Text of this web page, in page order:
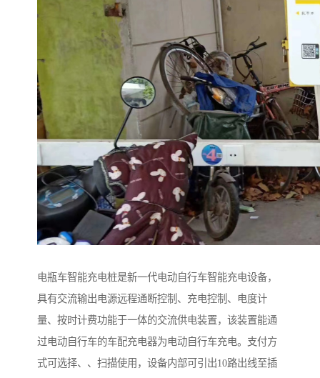
电瓶车智能充电桩是新一代电动自行车智能充电设备，
具有交流输出电源远程通断控制、充电控制、电度计
量、按时计费功能于一体的交流供电装置，该装置能通
过电动自行车的车配充电器为电动自行车充电。支付方
式可选择、、扫描使用，设备内部可引出10路出线至插